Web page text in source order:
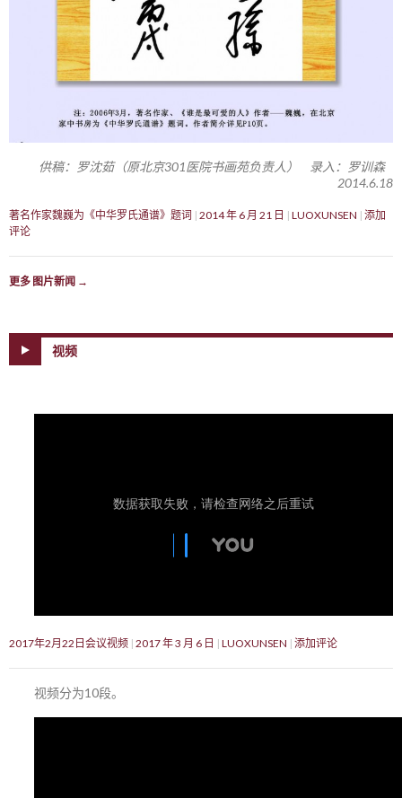
供稿：罗沈茹（原北京301医院书画苑负责人） 录入：罗训森
2014.6.18
著名作家魏巍为《中华罗氏通谱》题词 2014 年 6 月 21 日 LUOXUNSEN 添加
评论
更多 图片新闻 →
视频
2017年2月22日会议视频 2017 年 3 月 6 日 LUOXUNSEN 添加评论
视频分为10段。